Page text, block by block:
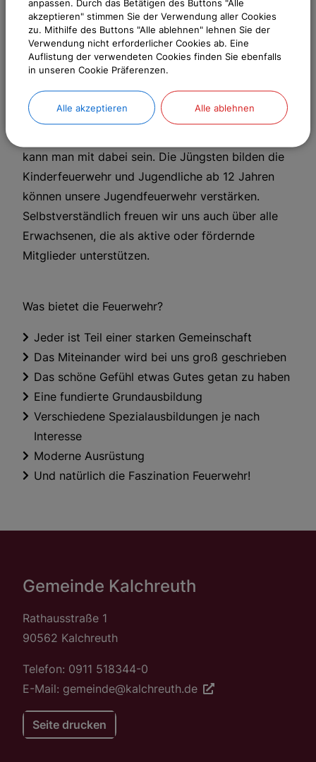
einem großen Fest gefeiert.
Die Feuerwehr sucht engagierte Bürger*innen,
welche die Freiwillige Feuerwehr Kalchreuth aktiv
Jeder, der sich für den Feuerwehrdienst
kann man mit dabei sein. Die Jüngsten bilden die
Kinderfeuerwehr und Jugendliche ab 12 Jahren
können unsere Jugendfeuerwehr verstärken.
Selbstverständlich freuen wir uns auch über alle
Erwachsenen, die als aktive oder fördernde
Mitglieder unterstützen.
Was bietet die Feuerwehr?
Jeder ist Teil einer starken Gemeinschaft
Das Miteinander wird bei uns groß geschrieben
Das schöne Gefühl etwas Gutes getan zu haben
Eine fundierte Grundausbildung
Verschiedene Spezialausbildungen je nach
Interesse
Moderne Ausrüstung
Und natürlich die Faszination Feuerwehr!
Gemeinde Kalchreuth
Rathausstraße 1
90562 Kalchreuth
Telefon: 0911 518344-0
E-Mail: gemeinde@kalchreuth.de
Seite drucken
anpassen. Durch das Betätigen des Buttons "Alle
akzeptieren" stimmen Sie der Verwendung aller Cookies
zu. Mithilfe des Buttons "Alle ablehnen" lehnen Sie der
Verwendung nicht erforderlicher Cookies ab. Eine
Auflistung der verwendeten Cookies finden Sie ebenfalls
in unseren Cookie Präferenzen.
Alle akzeptieren Alle ablehnen